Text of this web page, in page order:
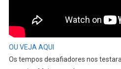
OU VEJA AQUI
Os tempos desafiadores nos